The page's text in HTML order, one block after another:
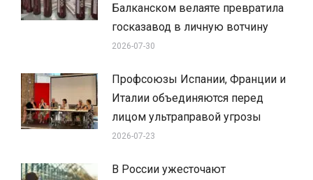
Балканском велаяте превратила
госказавод в личную вотчину
2026-07-30
Профсоюзы Испании, Франции и
Италии объединяются перед
лицом ультраправой угрозы
2026-07-23
В России ужесточают